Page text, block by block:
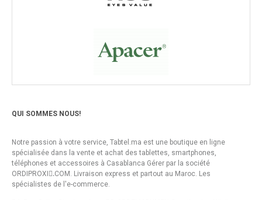
QUI SOMMES NOUS!
Notre passion à votre service, Tabtel.ma est une boutique en ligne
spécialisée dans la vente et achat des tablettes, smartphones,
téléphones et accessoires à Casablanca Gérer par la société
ORDIPROXI.ِCOM. Livraison express et partout au Maroc. Les
spécialistes de l'e-commerce.